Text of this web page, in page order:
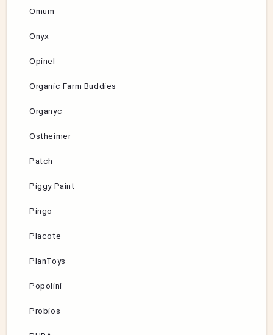
Omum
Onyx
Opinel
Organic Farm Buddies
Organyc
Ostheimer
Patch
Piggy Paint
Pingo
Placote
PlanToys
Popolini
Probios